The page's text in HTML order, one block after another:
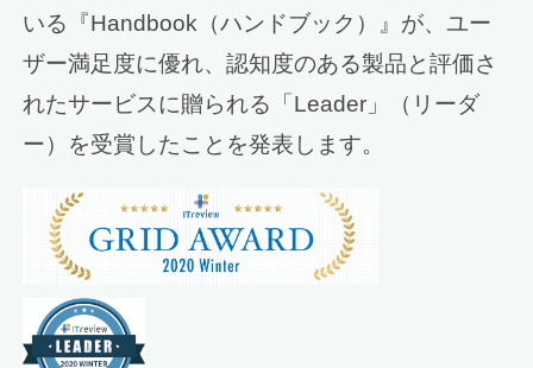
いる『Handbook（ハンドブック）』が、ユー
ザー満足度に優れ、認知度のある製品と評価さ
れたサービスに贈られる「Leader」（リーダ
ー）を受賞したことを発表します。